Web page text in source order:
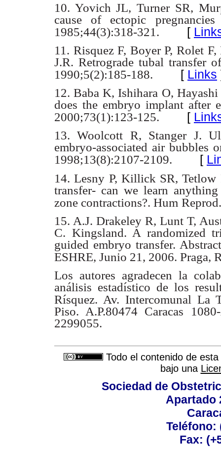
10. Yovich JL, Turner SR,
cause of ectopic
1985;44(3):318-321. [
11. Risquez F, Boyer P, Rolet
J.R. Retrograde tubal transfer
1990;5(2):185-188. [ Links
12. Baba K, Ishihara O,
does the embryo implant after
2000;73(1):123-125. [
13. Woolcott R, Stanger J.
embryo-associated air bubbles
1998;13(8):2107-2109. [
14. Lesny P, Killick SR,
transfer- can we learn
zone contractions?. Hum
15. A.J. Drakeley R, Lunt T,
C. Kingsland. A randomized
guided embryo transfer.
ESHRE, Junio 21, 2006. Praga,
Los autores agradecen la
análisis estadístico de los
Rísquez. Av. Intercomunal La
Piso. A.P.80474 Caracas
2299055.
Todo el contenido de
bajo una
Sociedad de
Apartado
Teléfono:
Fax: